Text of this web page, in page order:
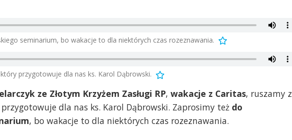
seminarium, bo wakacje to dla niektórych czas rozeznawania.
przygotowuje dla nas ks. Karol Dąbrowski.
ze Złotym Krzyżem Zasługi RP, wakacje z Caritas, ruszamy z
dla nas ks. Karol Dąbrowski. Zaprosimy też do
, bo wakacje to dla niektórych czas rozeznawania.